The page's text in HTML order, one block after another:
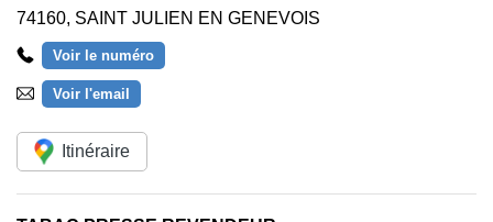
74160, SAINT JULIEN EN GENEVOIS
Voir le numéro
Voir l'email
Itinéraire